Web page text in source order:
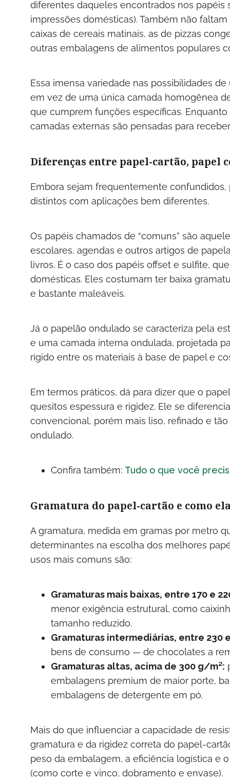
diferentes daqueles encontrados nos
impressões domésticas). Também não
caixas de cereais matinais, as de pizzas
outras embalagens de alimentos populares
Essa imensa variedade nas possibilidades
em vez de uma única camada homogênea
que cumprem funções específicas.
camadas externas são pensadas para
Diferenças entre papel-cartão, papel
Embora sejam frequentemente
distintos com aplicações bem diferentes.
Os papéis chamados de “comuns” são
escolares, agendas e outros artigos de
livros. É o caso dos papéis offset e sulfite,
domésticas. Eles costumam ter baixa
e bastante maleáveis.
Já o papelão ondulado se caracteriza pela
e uma camada interna ondulada, projetada
rígido entre os materiais à base de papel e
Em termos práticos, dá para dizer que o
quesitos espessura e rigidez. Ele se
convencional, porém mais liso, refinado e
ondulado.
Confira também: Tudo o que você
Gramatura do papel-cartão e como
A gramatura, medida em gramas por metro
determinantes na escolha dos melhores
usos mais comuns são:
Gramaturas mais baixas, entre 170 e
menor exigência estrutural, como
tamanho reduzido.
Gramaturas intermediárias, entre 230
bens de consumo — de chocolates a
Gramaturas altas, acima de 300 g/m²:
embalagens premium de maior porte,
embalagens de detergente em pó.
Mais do que influenciar a capacidade de
gramatura e da rigidez correta do papel-
peso da embalagem, a eficiência logística e
(como corte e vinco, dobramento e envase).